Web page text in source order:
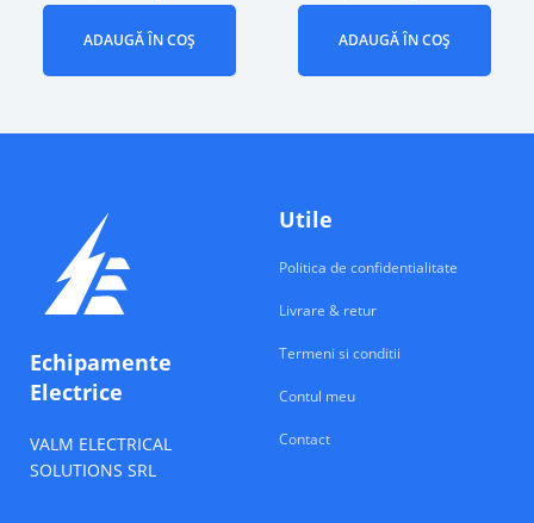
ADAUGĂ ÎN COȘ ADAUGĂ ÎN COȘ
Echipamente
Electrice
VALM ELECTRICAL
SOLUTIONS SRL
Utile
Politica de confidentialitate
Livrare & retur
Termeni si conditii
Contul meu
Contact